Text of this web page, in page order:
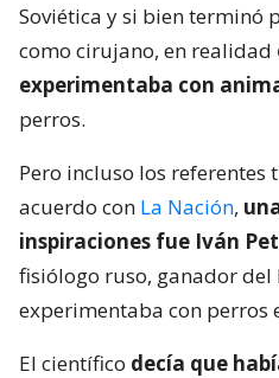
Soviética y si bien terminó
como cirujano, en realidad
experimentaba con
perros.
Pero incluso los referentes
acuerdo con La Nación,
inspiraciones fue Iván
fisiólogo ruso, ganador del
experimentaba con perros
El científico decía que